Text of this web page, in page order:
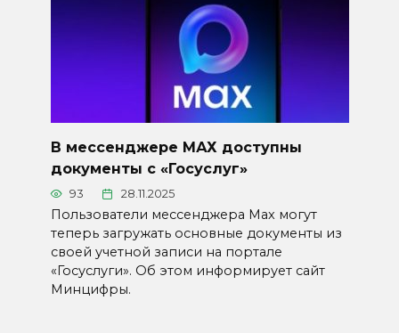
В мессенджере МАХ доступны
документы с «Госуслуг»
93 28.11.2025
Пользователи мессенджера Max могут
теперь загружать основные документы из
своей учетной записи на портале
«Госуслуги». Об этом информирует сайт
Минцифры.